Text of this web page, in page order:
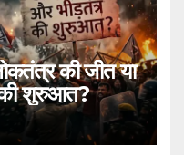
की जीत या
शुरुआत?